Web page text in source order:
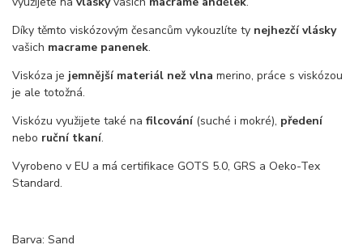
Díky těmto viskózovým česancům vykouzlíte ty nejhezčí vlásky
vašich macrame panenek.
Viskóza je jemnější materiál než vlna merino, práce s viskózou
je ale totožná.
Viskózu využijete také na filcování (suché i mokré), předení
nebo ruční tkaní.
Vyrobeno v EU a má certifikace GOTS 5.0, GRS a Oeko-Tex
Standard.
Barva: Sand